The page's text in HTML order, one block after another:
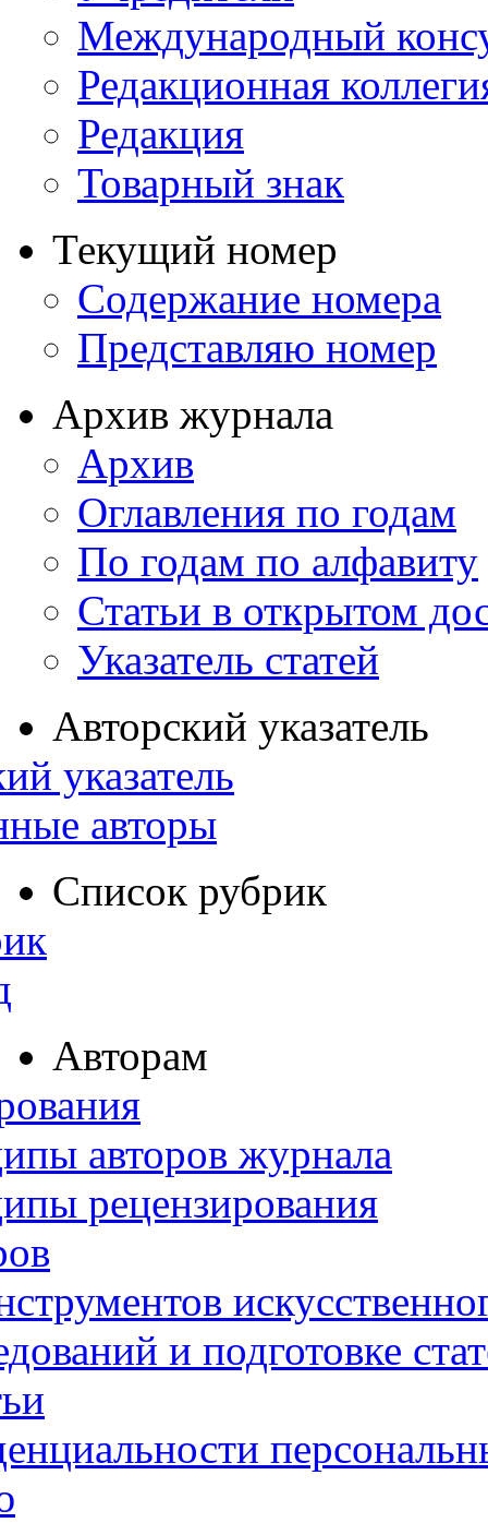
Международный
Редакционная
Редакция
Товарный знак
Текущий номер
Содержание номера
Представляю номер
Архив журнала
Архив
Оглавления по годам
По годам по алфавиту
Статьи в открытом
Указатель статей
Авторский указатель
указатель
авторы
Список рубрик
Авторам
авторов журнала
рецензирования
и подготовке